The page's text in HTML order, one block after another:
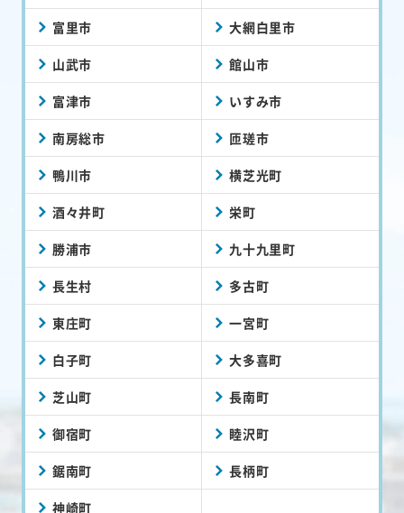
富里市 大網白里市
山武市 館山市
富津市 いすみ市
南房総市 匝瑳市
鴨川市 横芝光町
酒々井町 栄町
勝浦市 九十九里町
長生村 多古町
東庄町 一宮町
白子町 大多喜町
芝山町 長南町
御宿町 睦沢町
鋸南町 長柄町
神崎町